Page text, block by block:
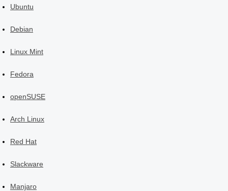
Ubuntu
Debian
Linux Mint
Fedora
openSUSE
Arch Linux
Red Hat
Slackware
Manjaro